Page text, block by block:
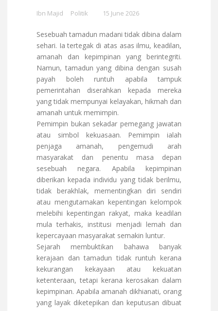
Ibn Majid Politik 15 June 2026
Sesebuah tamadun madani tidak dibina dalam
sehari. Ia tertegak di atas asas ilmu, keadilan,
amanah dan kepimpinan yang berintegriti.
Namun, tamadun yang dibina dengan susah
payah boleh runtuh apabila tampuk
pemerintahan diserahkan kepada mereka
yang tidak mempunyai kelayakan, hikmah dan
amanah untuk memimpin.
Pemimpin bukan sekadar pemegang jawatan
atau simbol kekuasaan. Pemimpin ialah
penjaga amanah, pengemudi arah
masyarakat dan penentu masa depan
sesebuah negara. Apabila kepimpinan
diberikan kepada individu yang tidak berilmu,
tidak berakhlak, mementingkan diri sendiri
atau mengutamakan kepentingan kelompok
melebihi kepentingan rakyat, maka keadilan
mula terhakis, institusi menjadi lemah dan
kepercayaan masyarakat semakin luntur.
Sejarah membuktikan bahawa banyak
kerajaan dan tamadun tidak runtuh kerana
kekurangan kekayaan atau kekuatan
ketenteraan, tetapi kerana kerosakan dalam
kepimpinan. Apabila amanah dikhianati, orang
yang layak diketepikan dan keputusan dibuat